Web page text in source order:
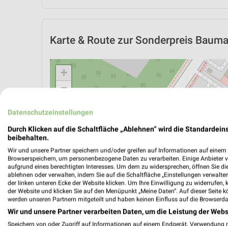
Karte & Route zur Sonderpreis
+
−
Datenschutzeinstellungen
Durch Klicken auf die Schaltfläche „Ablehnen“ wird die
beibehalten.
Wir und unsere Partner speichern und/oder greifen auf Informationen auf einem
Browserspeichern, um personenbezogene Daten zu verarbeiten. Einige
aufgrund eines berechtigten Interesses. Um dem zu widersprechen, öffnen Sie
ablehnen oder verwalten, indem Sie auf die Schaltfläche „Einstellungen
der linken unteren Ecke der Website klicken. Um Ihre Einwilligung zu
der Website und klicken Sie auf den Menüpunkt „Meine Daten“. Auf dieser
werden unseren Partnern mitgeteilt und haben keinen Einfluss auf die
Wir und unsere Partner verarbeiten Daten, um die Leistung der
Speichern von oder Zugriff auf Informationen auf einem Endgerät. Verwendung